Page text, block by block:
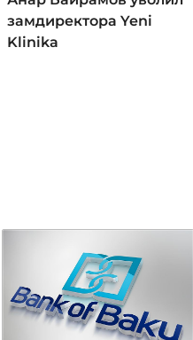
замдиректора Yeni
Klinika